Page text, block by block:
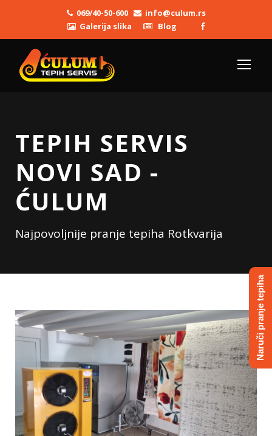
069/40-50-600
info@culum.rs
Galerija slika
Blog
TEPIH SERVIS
NOVI SAD -
ĆULUM
Najpovoljnije pranje tepiha Rotkvarija
Naruči pranje tepiha